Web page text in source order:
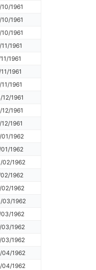
1961
1961
1961
1961
1961
1961
1961
1961
1961
1961
1962
01/1962
02/1962
1962
02/1962
03/1962
03/1962
03/1962
03/1962
04/1962
04/1962